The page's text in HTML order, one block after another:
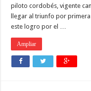
piloto cordobés, vigente
llegar al triunfo por
este logro por el …
Ampliar